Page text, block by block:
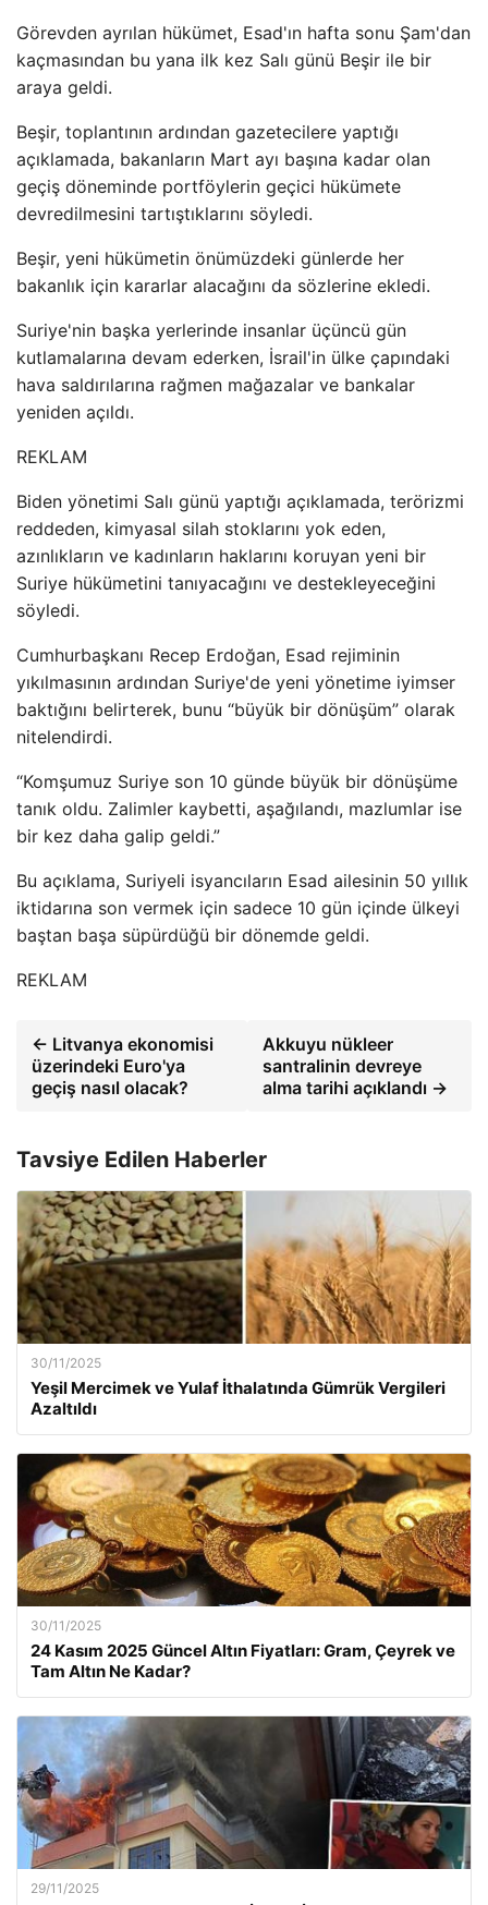
Görevden ayrılan hükümet, Esad'ın hafta sonu Şam'dan
kaçmasından bu yana ilk kez Salı günü Beşir ile bir
araya geldi.
Beşir, toplantının ardından gazetecilere yaptığı
açıklamada, bakanların Mart ayı başına kadar olan
geçiş döneminde portföylerin geçici hükümete
devredilmesini tartıştıklarını söyledi.
Beşir, yeni hükümetin önümüzdeki günlerde her
bakanlık için kararlar alacağını da sözlerine ekledi.
Suriye'nin başka yerlerinde insanlar üçüncü gün
kutlamalarına devam ederken, İsrail'in ülke çapındaki
hava saldırılarına rağmen mağazalar ve bankalar
yeniden açıldı.
REKLAM
Biden yönetimi Salı günü yaptığı açıklamada, terörizmi
reddeden, kimyasal silah stoklarını yok eden,
azınlıkların ve kadınların haklarını koruyan yeni bir
Suriye hükümetini tanıyacağını ve destekleyeceğini
söyledi.
Cumhurbaşkanı Recep Erdoğan, Esad rejiminin
yıkılmasının ardından Suriye'de yeni yönetime iyimser
baktığını belirterek, bunu “büyük bir dönüşüm” olarak
nitelendirdi.
“Komşumuz Suriye son 10 günde büyük bir dönüşüme
tanık oldu. Zalimler kaybetti, aşağılandı, mazlumlar ise
bir kez daha galip geldi.”
Bu açıklama, Suriyeli isyancıların Esad ailesinin 50 yıllık
iktidarına son vermek için sadece 10 gün içinde ülkeyi
baştan başa süpürdüğü bir dönemde geldi.
REKLAM
← Litvanya ekonomisi
üzerindeki Euro'ya
geçiş nasıl olacak?
Akkuyu nükleer
santralinin devreye
alma tarihi açıklandı →
Tavsiye Edilen Haberler
30/11/2025
Yeşil Mercimek ve Yulaf İthalatında Gümrük Vergileri
Azaltıldı
30/11/2025
24 Kasım 2025 Güncel Altın Fiyatları: Gram, Çeyrek ve
Tam Altın Ne Kadar?
29/11/2025